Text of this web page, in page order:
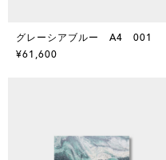
グレーシアブルー A4 001
¥61,600